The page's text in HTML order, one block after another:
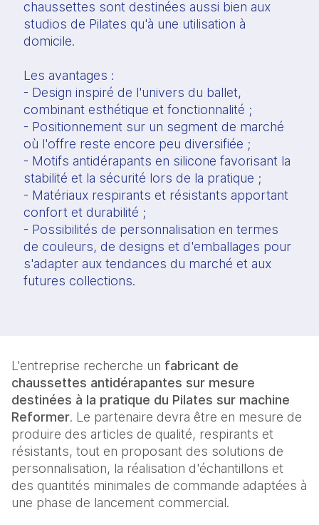
chaussettes sont destinées aussi bien aux
studios de Pilates qu'à une utilisation à
domicile.
Les avantages :
- Design inspiré de l'univers du ballet,
combinant esthétique et fonctionnalité ;
- Positionnement sur un segment de marché
où l'offre reste encore peu diversifiée ;
- Motifs antidérapants en silicone favorisant la
stabilité et la sécurité lors de la pratique ;
- Matériaux respirants et résistants apportant
confort et durabilité ;
- Possibilités de personnalisation en termes
de couleurs, de designs et d'emballages pour
s'adapter aux tendances du marché et aux
futures collections.
L'entreprise recherche un fabricant de
chaussettes antidérapantes sur mesure
destinées à la pratique du Pilates sur machine
Reformer. Le partenaire devra être en mesure de
produire des articles de qualité, respirants et
résistants, tout en proposant des solutions de
personnalisation, la réalisation d'échantillons et
des quantités minimales de commande adaptées à
une phase de lancement commercial.